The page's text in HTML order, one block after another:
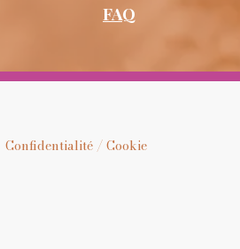
FAQ
Confidentialité / Cookie